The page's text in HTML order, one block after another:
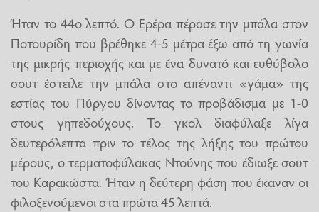
Ήταν το 44ο λεπτό. Ο Ερέρα πέρασε την μπάλα στον
Ποτουρίδη που βρέθηκε 4-5 μέτρα έξω από τη γωνία
της μικρής περιοχής και με ένα δυνατό και ευθύβολο
σουτ έστειλε την μπάλα στο απέναντι «γάμα» της
εστίας του Πύργου δίνοντας το προβάδισμα με 1-0
στους γηπεδούχους. Το γκολ διαφύλαξε λίγα
δευτερόλεπτα πριν το τέλος της λήξης του πρώτου
μέρους, ο τερματοφύλακας Ντούνης που έδιωξε σουτ
του Καρακώστα. Ήταν η δεύτερη φάση που έκαναν οι
φιλοξενούμενοι στα πρώτα 45 λεπτά.